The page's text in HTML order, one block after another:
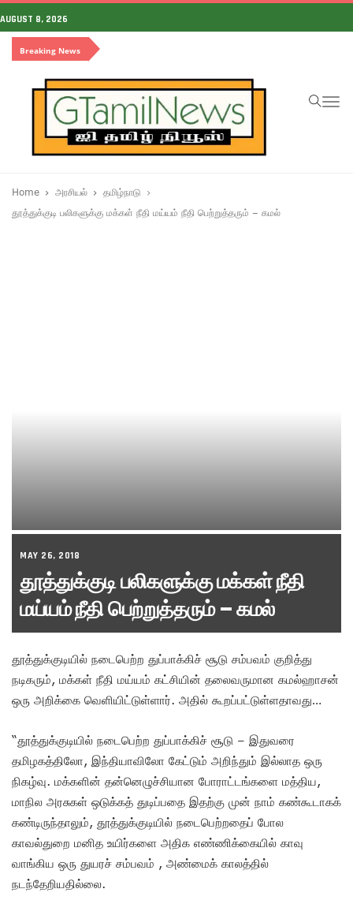
AUGUST 8, 2026
Breaking News
Home அரசியல்
தமிழ்நாடு
தூத்துக்குடி பலிகளுக்கு மக்கள் நீதி மய்யம் நீதி பெற்றுத்தரும் – கமல்
MAY 26, 2018
தூத்துக்குடி பலிகளுக்கு மக்கள் நீதி
மய்யம் நீதி பெற்றுத்தரும் – கமல்
தூத்துக்குடியில் நடைபெற்ற துப்பாக்கிச் சூடு சம்பவம் குறித்து
நடிகரும், மக்கள் நீதி மய்யம் கட்சியின் தலைவருமான கமல்ஹாசன்
ஒரு அறிக்கை வெளியிட்டுள்ளார். அதில் கூறப்பட்டுள்ளதாவது…
“தூத்துக்குடியில் நடைபெற்ற துப்பாக்கிச் சூடு – இதுவரை
தமிழகத்திலோ, இந்தியாவிலோ கேட்டும் அறிந்தும் இல்லாத ஒரு
நிகழ்வு. மக்களின் தன்னெழுச்சியான போராட்டங்களை மத்திய,
மாநில அரசுகள் ஒடுக்கத் துடிப்பதை இதற்கு முன் நாம் கண்கூடாகக்
கண்டிருந்தாலும், தூத்துக்குடியில் நடைபெற்றதைப் போல
காவல்துறை மனித உயிர்களை அதிக எண்ணிக்கையில் காவு
வாங்கிய ஒரு துயரச் சம்பவம் , அண்மைக் காலத்தில்
நடந்தேறியதில்லை.